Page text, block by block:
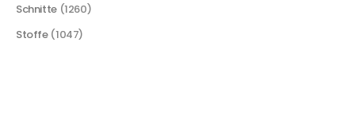
Schnitte (1260)
Stoffe (1047)